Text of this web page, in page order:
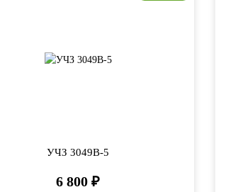
УЧЗ 3049B-5
6 800 ₽